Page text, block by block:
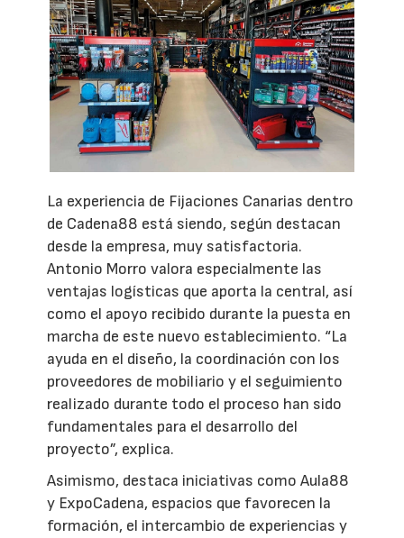
La experiencia de Fijaciones Canarias dentro
de Cadena88 está siendo, según destacan
desde la empresa, muy satisfactoria.
Antonio Morro valora especialmente las
ventajas logísticas que aporta la central, así
como el apoyo recibido durante la puesta en
marcha de este nuevo establecimiento. “La
ayuda en el diseño, la coordinación con los
proveedores de mobiliario y el seguimiento
realizado durante todo el proceso han sido
fundamentales para el desarrollo del
proyecto”, explica.
Asimismo, destaca iniciativas como Aula88
y ExpoCadena, espacios que favorecen la
formación, el intercambio de experiencias y